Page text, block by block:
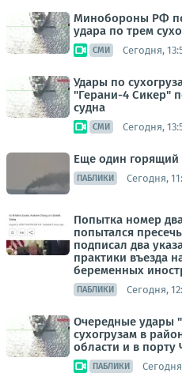
Минобороны РФ
удара по трем
СМИ Сегодня,
Удары по
"Герани-4 Сикер"
судна
СМИ Сегодня,
Еще один горящий
ПАБЛИКИ Сегодня,
Попытка номер
попытался
подписал два
практики въезда
беременных
ПАБЛИКИ Сегодня,
Очередные удары
сухогрузам в
области и в порту
ПАБЛИКИ